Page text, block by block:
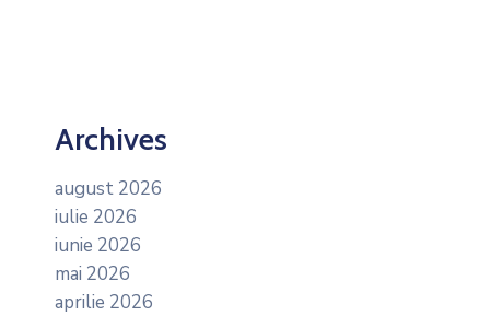
Archives
august 2026
iulie 2026
iunie 2026
mai 2026
aprilie 2026